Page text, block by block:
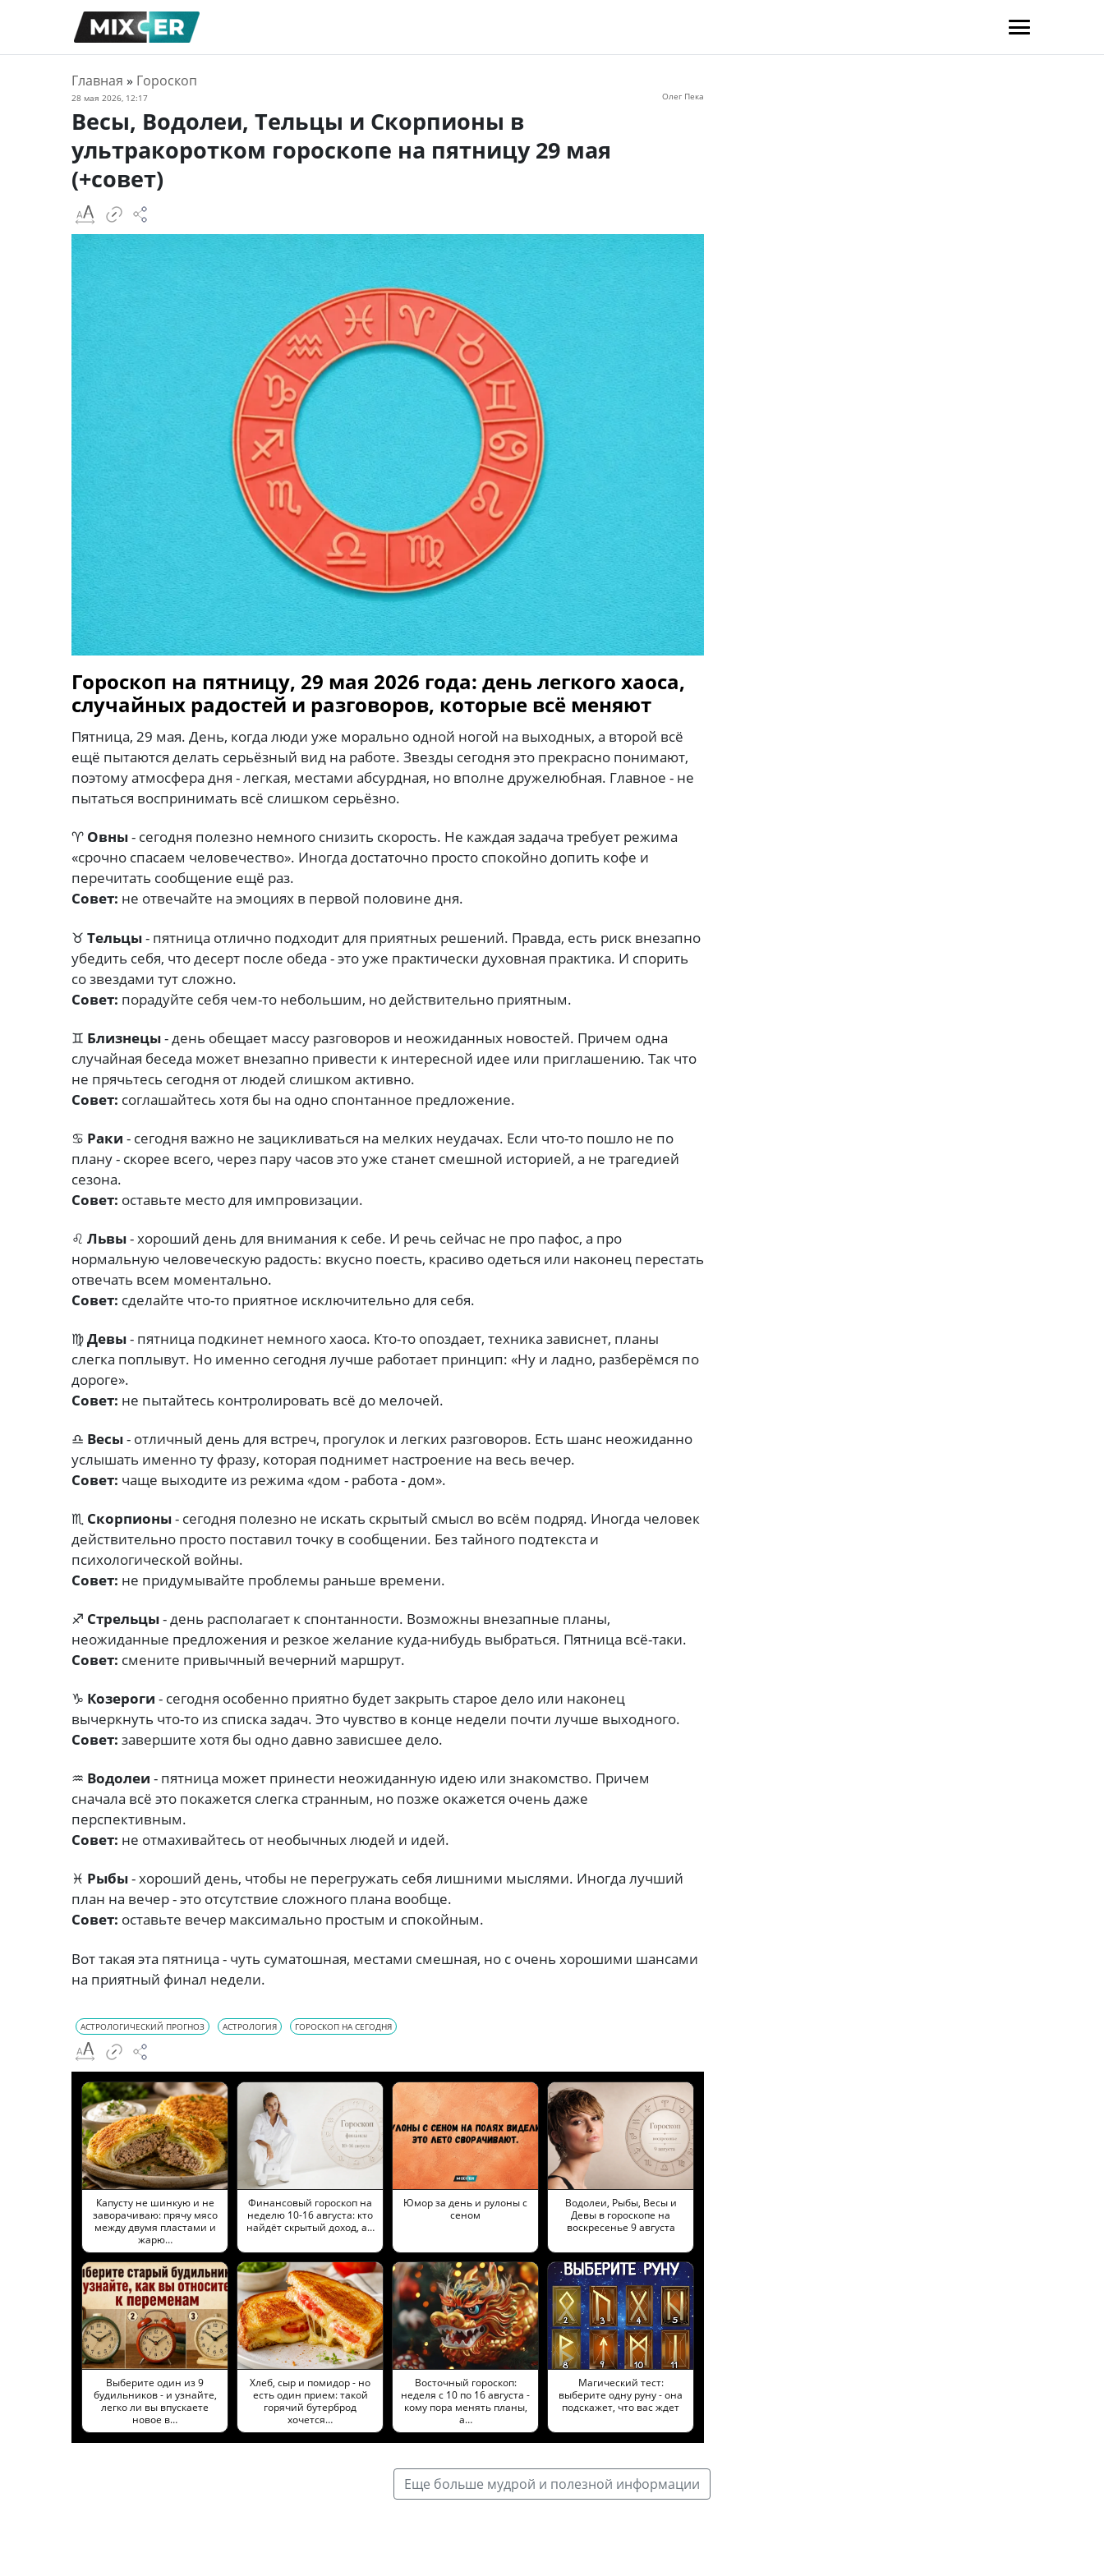
Главная » Гороскоп
28 мая 2026, 12:17 Олег Пека
Весы, Водолеи, Тельцы и Скорпионы в
ультракоротком гороскопе на пятницу 29 мая
(+совет)
Гороскоп на пятницу, 29 мая 2026 года: день легкого хаоса,
случайных радостей и разговоров, которые всё меняют
Пятница, 29 мая. День, когда люди уже морально одной ногой на выходных, а второй всё
ещё пытаются делать серьёзный вид на работе. Звезды сегодня это прекрасно понимают,
поэтому атмосфера дня - легкая, местами абсурдная, но вполне дружелюбная. Главное - не
пытаться воспринимать всё слишком серьёзно.
♈ Овны- сегодня полезно немного снизить скорость. Не каждая задача требует режима
«срочно спасаем человечество». Иногда достаточно просто спокойно допить кофе и
перечитать сообщение ещё раз.
Совет: не отвечайте на эмоциях в первой половине дня.
♉ Тельцы- пятница отлично подходит для приятных решений. Правда, есть риск внезапно
убедить себя, что десерт после обеда - это уже практически духовная практика. И спорить
со звездами тут сложно.
Совет: порадуйте себя чем-то небольшим, но действительно приятным.
♊ Близнецы- день обещает массу разговоров и неожиданных новостей. Причем одна
случайная беседа может внезапно привести к интересной идее или приглашению. Так что
не прячьтесь сегодня от людей слишком активно.
Совет: соглашайтесь хотя бы на одно спонтанное предложение.
♋ Раки - сегодня важно не зацикливаться на мелких неудачах. Если что-то пошло не по
плану - скорее всего, через пару часов это уже станет смешной историей, а не трагедией
сезона.
Совет: оставьте место для импровизации.
♌ Львы- хороший день для внимания к себе. И речь сейчас не про пафос, а про
нормальную человеческую радость: вкусно поесть, красиво одеться или наконец перестать
отвечать всем моментально.
Совет: сделайте что-то приятное исключительно для себя.
♍Девы- пятница подкинет немного хаоса. Кто-то опоздает, техника зависнет, планы
слегка поплывут. Но именно сегодня лучше работает принцип: «Ну и ладно, разберёмся по
дороге».
Совет: не пытайтесь контролировать всё до мелочей.
♎ Весы- отличный день для встреч, прогулок и легких разговоров. Есть шанс неожиданно
услышать именно ту фразу, которая поднимет настроение на весь вечер.
Совет: чаще выходите из режима «дом - работа - дом».
♏ Скорпионы- сегодня полезно не искать скрытый смысл во всём подряд. Иногда человек
действительно просто поставил точку в сообщении. Без тайного подтекста и
психологической войны.
Совет: не придумывайте проблемы раньше времени.
♐ Стрельцы- день располагает к спонтанности. Возможны внезапные планы,
неожиданные предложения и резкое желание куда-нибудь выбраться. Пятница всё-таки.
Совет: смените привычный вечерний маршрут.
♑ Козероги - сегодня особенно приятно будет закрыть старое дело или наконец
вычеркнуть что-то из списка задач. Это чувство в конце недели почти лучше выходного.
Совет: завершите хотя бы одно давно зависшее дело.
♒ Водолеи - пятница может принести неожиданную идею или знакомство. Причем
сначала всё это покажется слегка странным, но позже окажется очень даже
перспективным.
Совет: не отмахивайтесь от необычных людей и идей.
♓ Рыбы- хороший день, чтобы не перегружать себя лишними мыслями. Иногда лучший
план на вечер - это отсутствие сложного плана вообще.
Совет: оставьте вечер максимально простым и спокойным.
Вот такая эта пятница - чуть суматошная, местами смешная, но с очень хорошими шансами
на приятный финал недели.
АСТРОЛОГИЧЕСКИЙ ПРОГНОЗ АСТРОЛОГИЯ ГОРОСКОП НА СЕГОДНЯ
Капусту не шинкую и не
заворачиваю: прячу мясо
между двумя пластами и
жарю…
Финансовый гороскоп на
неделю 10-16 августа: кто
найдёт скрытый доход, а…
Юмор за день и рулоны с
сеном
Водолеи, Рыбы, Весы и
Девы в гороскопе на
воскресенье 9 августа
Выберите один из 9
будильников - и узнайте,
легко ли вы впускаете
новое в…
Хлеб, сыр и помидор - но
есть один прием: такой
горячий бутерброд
хочется…
Восточный гороскоп:
неделя с 10 по 16 августа -
кому пора менять планы,
а…
Магический тест:
выберите одну руну - она
подскажет, что вас ждет
Еще больше мудрой и полезной информации